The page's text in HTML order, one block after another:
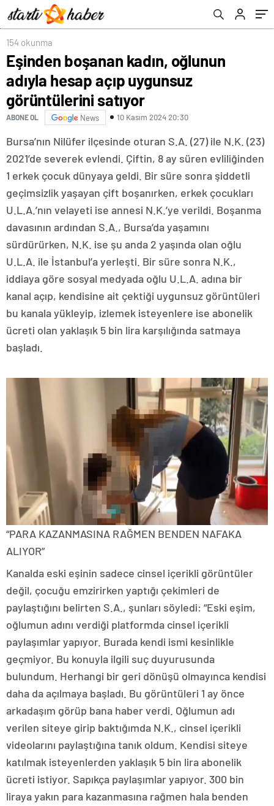
154 okunma
Eşinden boşanan kadın, oğlunun
adıyla hesap açıp uygunsuz
görüntülerini satıyor
ABONE OL News 10 Kasım 2024 20:30
Bursa’nın Nilüfer ilçesinde oturan S.A. (27) ile N.K. (23)
2021’de severek evlendi. Çiftin, 8 ay süren evliliğinden
1 erkek çocuk dünyaya geldi. Bir süre sonra şiddetli
geçimsizlik yaşayan çift boşanırken, erkek çocukları
U.L.A.’nın velayeti ise annesi N.K.’ye verildi. Boşanma
davasının ardından S.A., Bursa’da yaşamını
sürdürürken, N.K. ise şu anda 2 yaşında olan oğlu
U.L.A. ile İstanbul’a yerleşti. Bir süre sonra N.K.,
iddiaya göre sosyal medyada oğlu U.L.A. adına bir
kanal açıp, kendisine ait çektiği uygunsuz görüntüleri
bu kanala yükleyip, izlemek isteyenlere ise abonelik
ücreti olan yaklaşık 5 bin lira karşılığında satmaya
başladı.
“PARA KAZANMASINA RAĞMEN BENDEN NAFAKA
ALIYOR”
Kanalda eski eşinin sadece cinsel içerikli görüntüler
değil, çocuğu emzirirken yaptığı çekimleri de
paylaştığını belirten S.A., şunları söyledi: “Eski eşim,
oğlumun adını verdiği platformda cinsel içerikli
paylaşımlar yapıyor. Burada kendi ismi kesinlikle
geçmiyor. Bu konuyla ilgili suç duyurusunda
bulundum. Herhangi bir geri dönüşü olmayınca kendisi
daha da açılmaya başladı. Bu görüntüleri 1 ay önce
arkadaşım görüp bana haber verdi. Oğlumun adı
verilen siteye girip baktığımda N.K., cinsel içerikli
videolarını paylaştığına tanık oldum. Kendisi siteye
katılmak isteyenlerden yaklaşık 5 bin lira abonelik
ücreti istiyor. Sapıkça paylaşımlar yapıyor. 300 bin
liraya yakın para kazanmasına rağmen hala benden